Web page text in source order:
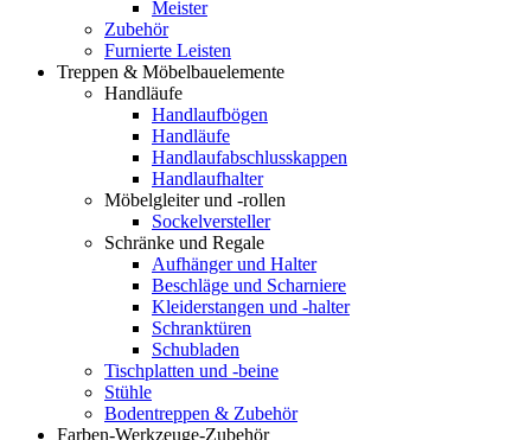
Meister
Zubehör
Furnierte Leisten
Treppen & Möbelbauelemente
Handläufe
Handlaufbögen
Handläufe
Handlaufabschlusskappen
Handlaufhalter
Möbelgleiter und -rollen
Sockelversteller
Schränke und Regale
Aufhänger und Halter
Beschläge und Scharniere
Kleiderstangen und -halter
Schranktüren
Schubladen
Tischplatten und -beine
Stühle
Bodentreppen & Zubehör
Farben-Werkzeuge-Zubehör